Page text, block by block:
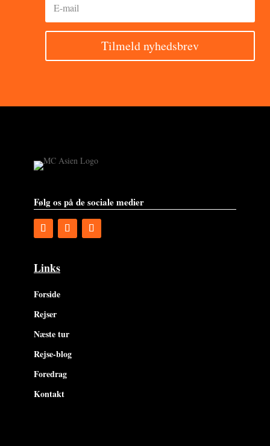
Tilmeld nyhedsbrev
Følg os på de sociale medier
Links
Forside
Rejser
Næste tur
Rejse-blog
Foredrag
Kontakt